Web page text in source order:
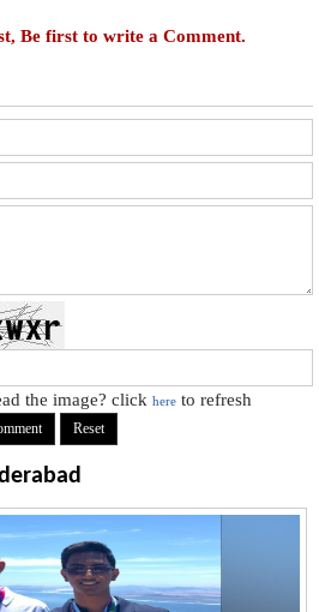
Be first to write a Comment.
the image? clickhere to refresh